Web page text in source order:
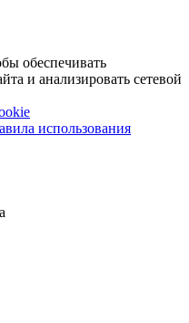
обеспечивать
и анализировать сетевой
использования